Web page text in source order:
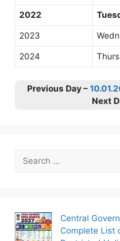
2022
2023
2024
Previous Day –
Next
for:
Central
Complete List